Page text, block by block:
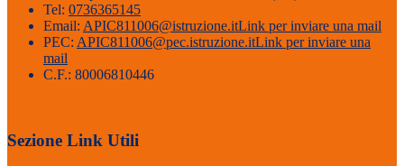
Tel: 0736365145
Email: APIC811006@istruzione.itLink per inviare una mail
PEC: APIC811006@pec.istruzione.itLink per inviare una
mail
C.F.: 80006810446
Sezione Link Utili